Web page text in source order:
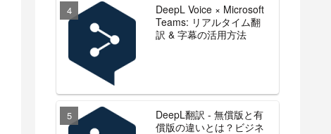
DeepL Voice × Microsoft
Teams: リアルタイム翻
訳 & 字幕の活用方法
DeepL翻訳 - 無償版と有
償版の違いとは？ビジネ